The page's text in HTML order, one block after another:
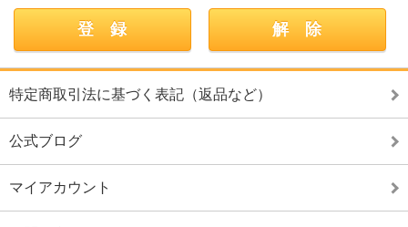
特定商取引法に基づく表記（返品など）
公式ブログ
マイアカウント